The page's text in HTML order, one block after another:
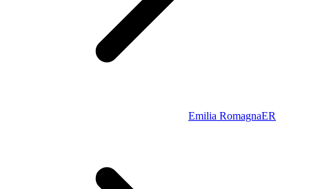
Emilia RomagnaER